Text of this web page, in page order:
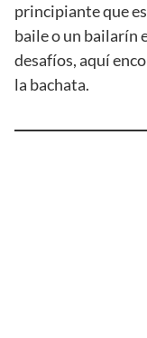
principiante que
baile o un bailarín
desafíos, aquí
la bachata.